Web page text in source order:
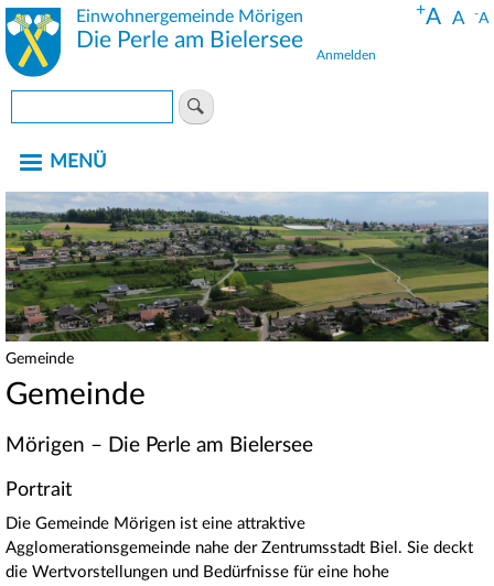
Direkt
zum
Einwohnergemeinde Mörigen
Die Perle am Bielersee
-A
A
+A
Anmelden
Suche
MENÜ
Pfadnavigation
Gemeinde
Gemeinde
Mörigen – Die Perle am Bielersee
Portrait
Die Gemeinde Mörigen ist eine attraktive
Agglomerationsgemeinde nahe der Zentrumsstadt Biel. Sie deckt
die Wertvorstellungen und Bedürfnisse für eine hohe